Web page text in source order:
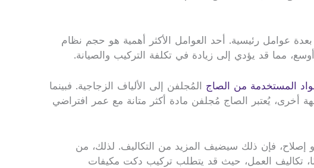
عوامل رئيسية. أحد العوامل الأكثر أهمية هو حجم نظام
مما قد يؤدي إلى زيادة في تكلفة التركيب والصيانة.
المستخدمة من الصاج
المُجلفن إلى الألياف الزجاجية. فبينما
أخرى، يُعتبر الصاج مُجلفن مادة أكثر متانة مع عمر افتراضي
إصلاح، فإن ذلك سيضيف المزيد من التكاليف. لذلك، من
تكاليف العمل، حيث قد يتطلب تركيب دكت مكيفات